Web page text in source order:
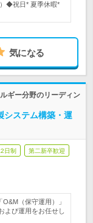
◆祝日* 夏季休暇*
気になる
ギー分野のリーディン
システム構築・運
日制 第二新卒歓迎
（保守運用）」
よび運用をお任せし